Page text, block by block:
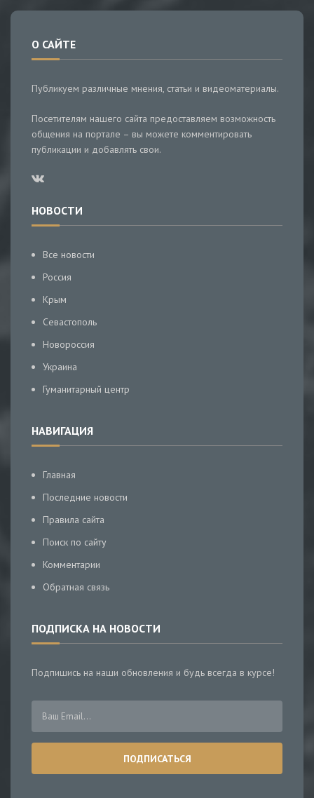
О САЙТЕ
Публикуем различные мнения, статьи и видеоматериалы.
Посетителям нашего сайта предоставляем возможность
общения на портале – вы можете комментировать
публикации и добавлять свои.
НОВОСТИ
Все новости
Россия
Крым
Севастополь
Новороссия
Украина
Гуманитарный центр
НАВИГАЦИЯ
Главная
Последние новости
Правила сайта
Поиск по сайту
Комментарии
Обратная связь
ПОДПИСКА НА НОВОСТИ
Подпишись на наши обновления и будь всегда в курсе!